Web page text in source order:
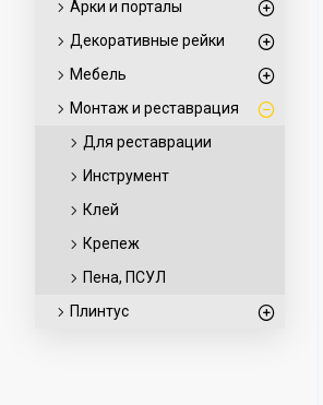
Арки и порталы
Декоративные рейки
Мебель
Монтаж и реставрация
Для реставрации
Инструмент
Клей
Крепеж
Пена, ПСУЛ
Плинтус